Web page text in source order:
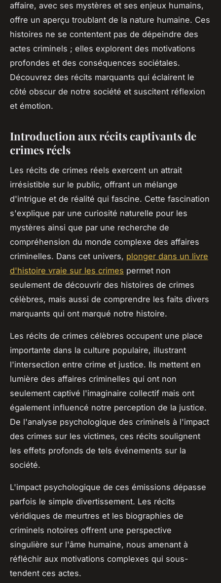
affaire, avec ses mystères et ses enjeux humains,
offre un aperçu troublant de la nature humaine. Ces
histoires ne se contentent pas de dépeindre des
actes criminels ; elles explorent des motivations
profondes et des conséquences sociétales.
Découvrez des récits marquants qui éclairent le
côté obscur de notre société et suscitent réflexion
et émotion.
Introduction aux récits captivants de
crimes réels
Les récits de crimes réels exercent un attrait
irrésistible sur le public, offrant un mélange
d'intrigue et de réalité qui fascine. Cette fascination
s'explique par une curiosité naturelle pour les
mystères ainsi que par une recherche de
compréhension du monde complexe des affaires
criminelles. Dans cet univers, plonger dans un livre
d'histoire vraie sur les crimes permet non
seulement de découvrir des histoires de crimes
célèbres, mais aussi de comprendre les faits divers
marquants qui ont marqué notre histoire.
Les récits de crimes célèbres occupent une place
importante dans la culture populaire, illustrant
l'intersection entre crime et justice. Ils mettent en
lumière des affaires criminelles qui ont non
seulement captivé l'imaginaire collectif mais ont
également influencé notre perception de la justice.
De l'analyse psychologique des criminels à l'impact
des crimes sur les victimes, ces récits soulignent
les effets profonds de tels événements sur la
société.
L'impact psychologique de ces émissions dépasse
parfois le simple divertissement. Les récits
véridiques de meurtres et les biographies de
criminels notoires offrent une perspective
singulière sur l'âme humaine, nous amenant à
réfléchir aux motivations complexes qui sous-
tendent ces actes.